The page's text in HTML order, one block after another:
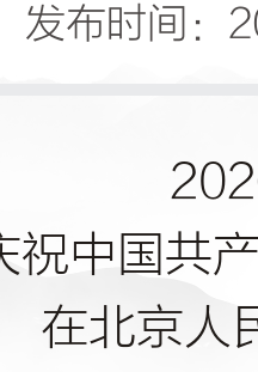
布时间
祝中国共
在北京人